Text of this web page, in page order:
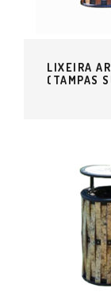
LIXEIRA
(TAMPAS